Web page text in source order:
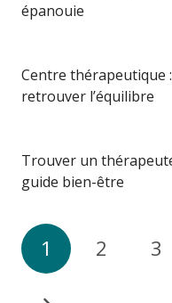
épanouie
Centre thérapeutique
retrouver l’équilibre
Trouver un
guide bien-être
1 2 3